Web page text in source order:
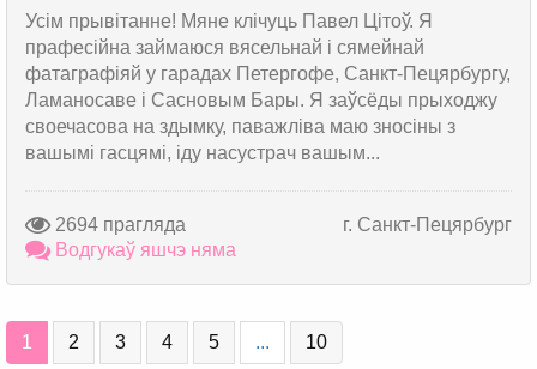
Усім прывітанне! Мяне клічуць Павел Цітоў. Я
прафесійна займаюся вясельнай і сямейнай
фатаграфіяй у гарадах Петергофе, Санкт-Пецярбургу,
Ламаносаве і Сасновым Бары. Я заўсёды прыходжу
своечасова на здымку, паважліва маю зносіны з
вашымі гасцямі, іду насустрач вашым...
2694 прагляда
г. Санкт-Пецярбург
Водгукаў яшчэ няма
1 2 3 4 5 ... 10